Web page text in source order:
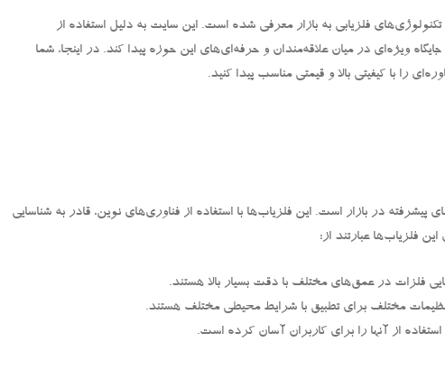
فلزیابی به بازار معرفی شده است. این سایت به دلیل استفاده از
ویژه‌ای در میان علاقه‌مندان و حرفه‌ای‌های این حوزه پیدا کند. در اینجا، شما
را با کیفیتی بالا و قیمتی مناسب پیدا کنید.
در بازار است. این فلزیاب‌ها با استفاده از فناوری‌های نوین، قادر به شناسایی
فلزیاب‌ها عبارتند از:
فلزات در عمق‌های مختلف با دقت بسیار بالا هستند.
مختلف برای تطبیق با شرایط محیطی مختلف هستند.
از آنها را برای کاربران آسان کرده است.